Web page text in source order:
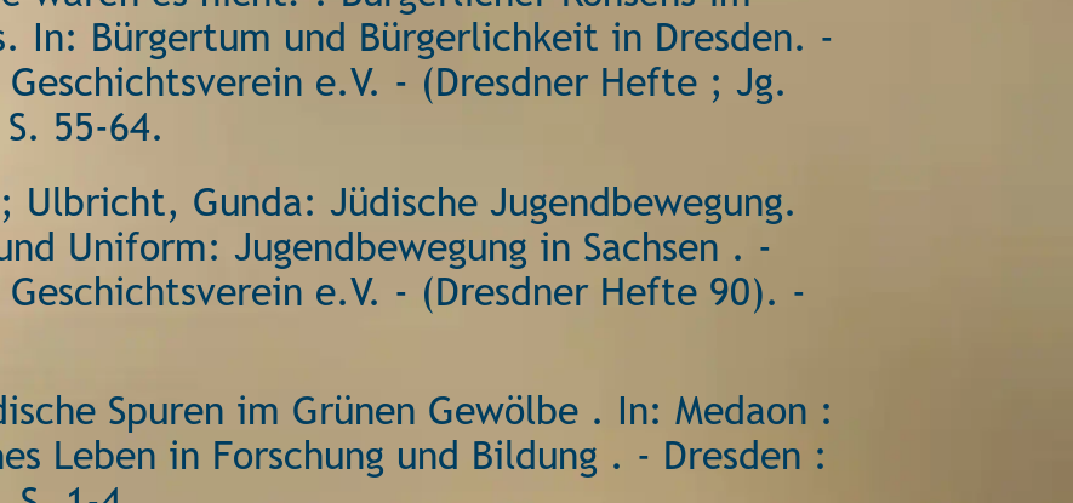
In: Bürgertum und Bürgerlichkeit in Dresden. -
Geschichtsverein e.V. - (Dresdner Hefte ; Jg.
55-64.
Ulbricht, Gunda: Jüdische Jugendbewegung.
Uniform: Jugendbewegung in Sachsen . -
Geschichtsverein e.V. - (Dresdner Hefte 90). -
Spuren im Grünen Gewölbe . In: Medaon :
Leben in Forschung und Bildung . - Dresden :